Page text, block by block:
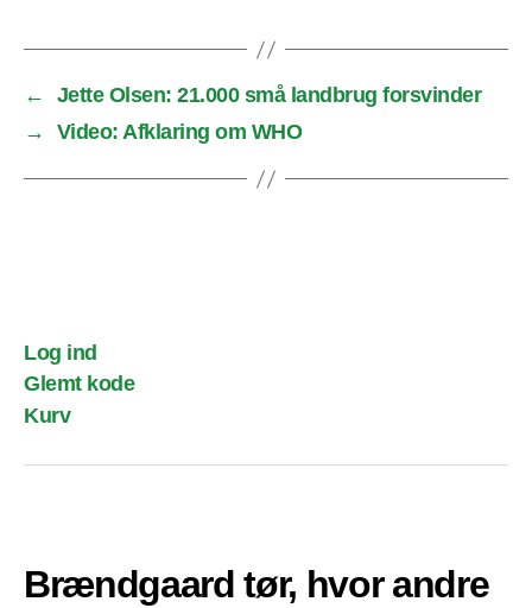
←
Jette Olsen: 21.000 små landbrug forsvinder
→
Video: Afklaring om WHO
Log ind
Glemt kode
Kurv
Brændgaard tør, hvor andre